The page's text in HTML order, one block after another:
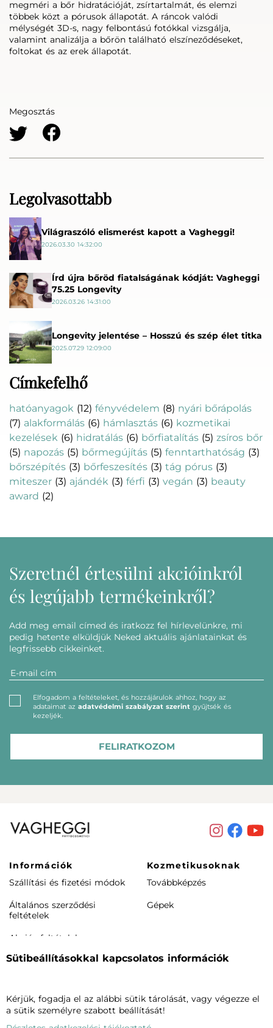
megméri a bőr hidratációját, zsírtartalmát, és elemzi
többek közt a pórusok állapotát. A ráncok valódi
mélységét 3D-s, nagy felbontású fotókkal vizsgálja,
valamint analizálja a bőrön található elszíneződéseket,
foltokat és az erek állapotát.
Megosztás
Legolvasottabb
Világraszóló elismerést kapott a Vagheggi!
2026.03.30 14:32:00
Írd újra bőröd fiatalságának kódját: Vagheggi
75.25 Longevity
2026.03.26 14:31:00
Longevity jelentése – Hosszú és szép élet titka
2025.07.29 12:09:00
Címkefelhő
hatóanyagok (12) fényvédelem (8) nyári bőrápolás
(7) alakformálás (6) hámlasztás (6) kozmetikai
kezelések (6) hidratálás (6) bőrfiatalítás (5) zsíros bőr
(5) napozás (5) bőrmegújítás (5) fenntarthatóság (3)
bőrszépítés (3) bőrfeszesítés (3) tág pórus (3)
miteszer (3) ajándék (3) férfi (3) vegán (3) beauty
award (2)
Szeretnél értesülni akcióinkról
és legújabb termékeinkről?
Add meg email címed és iratkozz fel hírlevelünkre, mi
pedig hetente elküldjük Neked aktuális ajánlatainkat és
legfrissebb cikkeinket.
Elfogadom a feltételeket, és hozzájárulok ahhoz, hogy az
adataimat az adatvédelmi szabályzat szerint gyűjtsék és
kezeljék.
FELIRATKOZOM
Információk
Szállítási és fizetési módok
Általános szerződési
feltételek
Akciós feltételek
Rendeléstől elállás /
Kozmetikusoknak
Továbbképzés
Gépek
Termékeink
Arcápolás
Cégünkről
Vagheggiről
Sütibeállításokkal kapcsolatos információk
Kérjük, fogadja el az alábbi sütik tárolását, vagy végezze el
a sütik személyre szabott beállítását!